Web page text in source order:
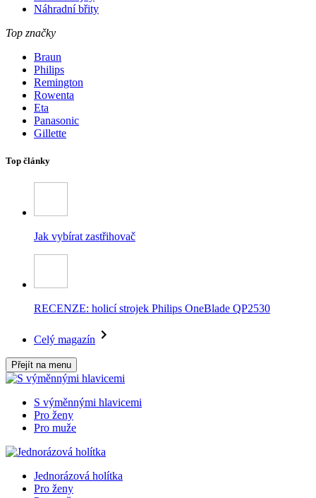
Náhradní břity
Top značky
Braun
Philips
Remington
Rowenta
Eta
Panasonic
Gillette
Top články
Jak vybírat zastřihovač
RECENZE: holicí strojek Philips OneBlade QP2530
Celý magazín
Přejít na menu
S výměnnými hlavicemi
Pro ženy
Pro muže
Jednorázová holítka
Pro ženy